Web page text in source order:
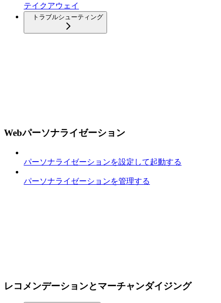
テイクアウェイ
トラブルシューティング
Webパーソナライゼーション
パーソナライゼーションを設定して起動する
パーソナライゼーションを管理する
レコメンデーションとマーチャンダイジング